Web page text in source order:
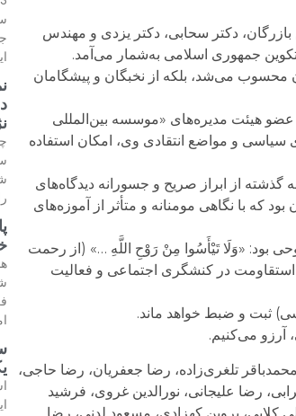
دکتر سحابی، دکتر یزدی و مهندس
جمهوری اسلامی به‌شمار می‌آمد.
محسوب می‌شد، بلکه از نخبگان و پیشگامان
هیئت مدیره‌های «موسسه بین‌المللی
سیاسی و مواضع انتقادی وی، امکان استفاده
از ابراز صریح و جسورانه دیدگاه‌های
که با نگاهی مومنانه و متأثر از آموزه‌های
بود: «وَلَا تَيْأَسُوا مِنْ رَوْحِ اللَّهِ …» (از رحمت‏
استقاومت در کنشگری اجتماعی و فعالیت
ثبت و ضبط خواهد ماند.
آرزو می‌کنیم.
محمدباقر تلغری‌زاده، رضا جعفریان، رضا حاجی،
رضا علیجانی، نورالدین غروی، فرشید